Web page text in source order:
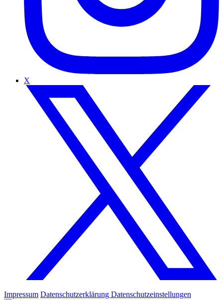
X
Impressum Datenschutzerklärung Datenschutzeinstellungen